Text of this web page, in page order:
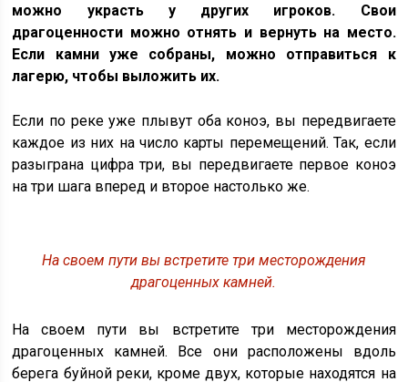
можно украсть у других игроков. Свои
драгоценности можно отнять и вернуть на место.
Если камни уже собраны, можно отправиться к
лагерю, чтобы выложить их.
Если по реке уже плывут оба коноэ, вы передвигаете
каждое из них на число карты перемещений. Так, если
разыграна цифра три, вы передвигаете первое коноэ
на три шага вперед и второе настолько же.
На своем пути вы встретите три месторождения
драгоценных камней.
На своем пути вы встретите три месторождения
драгоценных камней. Все они расположены вдоль
берега буйной реки, кроме двух, которые находятся на